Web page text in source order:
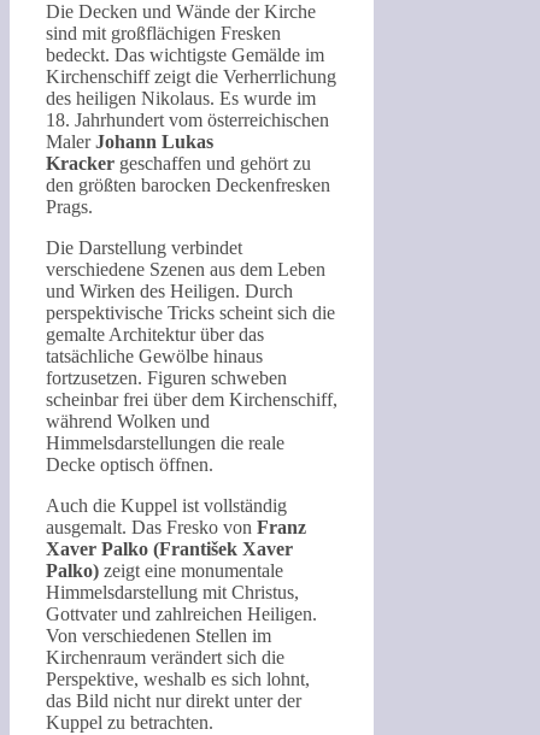
Die Decken und Wände der Kirche
sind mit großflächigen Fresken
bedeckt. Das wichtigste Gemälde im
Kirchenschiff zeigt die Verherrlichung
des heiligen Nikolaus. Es wurde im
18. Jahrhundert vom österreichischen
MalerJohann Lukas
Kracker geschaffen und gehört zu
den größten barocken Deckenfresken
Prags.
Die Darstellung verbindet
verschiedene Szenen aus dem Leben
und Wirken des Heiligen. Durch
perspektivische Tricks scheint sich die
gemalte Architektur über das
tatsächliche Gewölbe hinaus
fortzusetzen. Figuren schweben
scheinbar frei über dem Kirchenschiff,
während Wolken und
Himmelsdarstellungen die reale
Decke optisch öffnen.
Auch die Kuppel ist vollständig
ausgemalt. Das Fresko von Franz
Xaver Palko (František Xaver
Palko) zeigt eine monumentale
Himmelsdarstellung mit Christus,
Gottvater und zahlreichen Heiligen.
Von verschiedenen Stellen im
Kirchenraum verändert sich die
Perspektive, weshalb es sich lohnt,
das Bild nicht nur direkt unter der
Kuppel zu betrachten.